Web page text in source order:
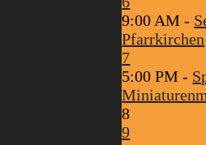
9:00 AM -
Pfarrkirchen
7
5:00 PM -
8
9